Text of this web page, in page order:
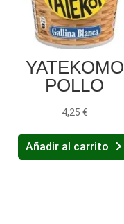
YATEKOMO
POLLO
4,25 €
Añadir al carrito